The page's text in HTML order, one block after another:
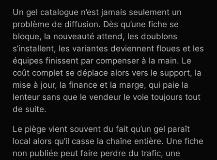
Un gel catalogue n’est jamais seulement un
problème de diffusion. Dès qu’une fiche se
bloque, la nouveauté attend, les doublons
s’installent, les variantes deviennent floues et les
équipes finissent par compenser à la main. Le
coût complet se déplace alors vers le support, la
mise à jour, la finance et la marge, qui paie la
lenteur sans que le vendeur le voie toujours tout
de suite.
Le piège vient souvent du fait qu’un gel paraît
local alors qu’il casse la chaîne entière. Une fiche
non publiée peut faire perdre du trafic, une